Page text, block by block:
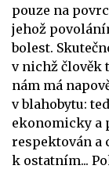
pouze na
jehož
bolest.
v nichž člověk
nám má
v blahobytu:
ekonomicky a
respektován a
k ostatním...